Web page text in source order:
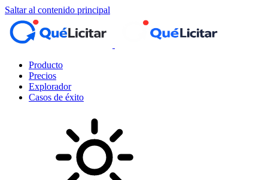
Saltar al contenido principal
Producto
Precios
Explorador
Casos de éxito